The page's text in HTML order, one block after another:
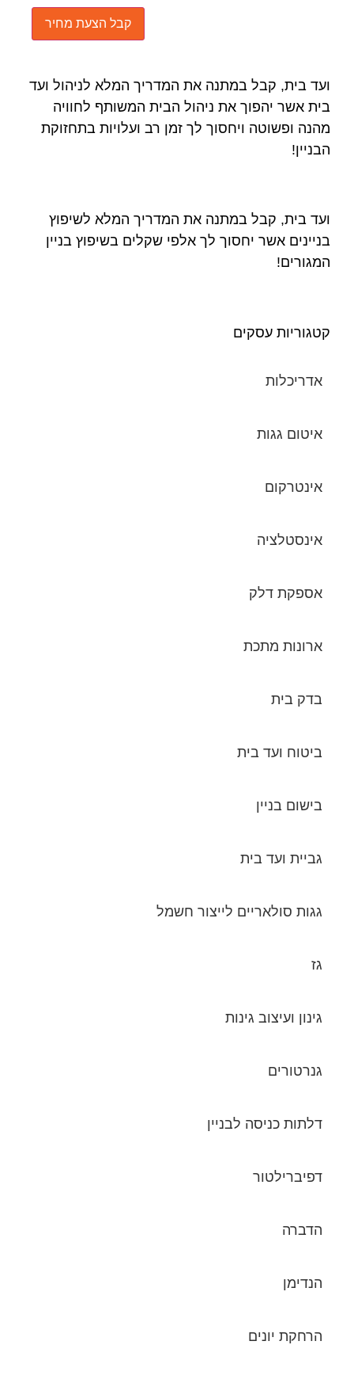
ועד בית, קבל במתנה את המדריך המלא לניהול ועד
בית אשר יהפוך את ניהול הבית המשותף לחוויה
מהנה ופשוטה ויחסוך לך זמן רב ועלויות בתחזוקת
הבניין!
ועד בית, קבל במתנה את המדריך המלא לשיפוץ
בניינים אשר יחסוך לך אלפי שקלים בשיפוץ בניין
המגורים!
קטגוריות עסקים
אדריכלות
איטום גגות
אינטרקום
אינסטלציה
אספקת דלק
ארונות מתכת
בדק בית
ביטוח ועד בית
בישום בניין
גביית ועד בית
גגות סולאריים לייצור חשמל
גז
גינון ועיצוב גינות
גנרטורים
דלתות כניסה לבניין
דפיברילטור
הדברה
הנדימן
הרחקת יונים